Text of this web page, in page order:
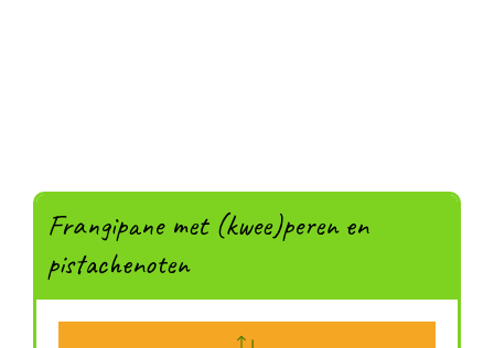
Frangipane met (kwee)peren en
pistachenoten